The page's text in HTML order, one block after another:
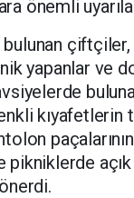
önemli
çiftçiler,
yapanlar ve
kıyafetlerin
pikniklerde